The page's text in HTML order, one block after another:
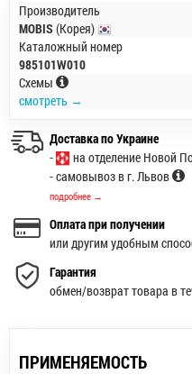
Производитель
MOBIS (Корея)
Каталожный номер
985101W010
Схемы
смотреть →
Доставка по Украине
-
на отделение Новой
- самовывоз в г. Львов
подробнее →
Оплата при получении
или другим удобным
Гарантия
обмен/возврат товара в
ПРИМЕНЯЕМОСТЬ